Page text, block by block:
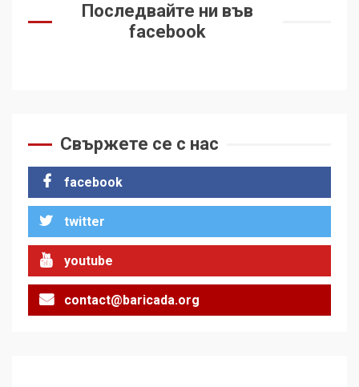
Последвайте ни във
facebook
Свържете се с нас
facebook
twitter
youtube
contact@baricada.org